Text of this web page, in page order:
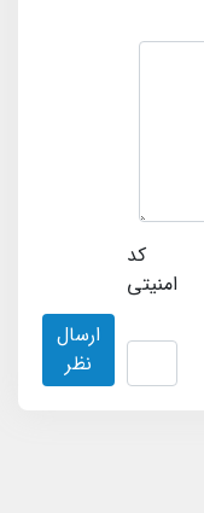
کد
امنیتی
ارسال
نظر